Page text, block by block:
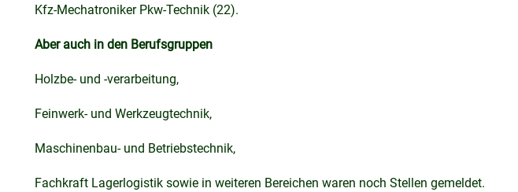
Kfz-Mechatroniker Pkw-Technik (22).
Aber auch in den Berufsgruppen
Holzbe- und -verarbeitung,
Feinwerk- und Werkzeugtechnik,
Maschinenbau- und Betriebstechnik,
Fachkraft Lagerlogistik sowie in weiteren Bereichen waren noch Stellen gemeldet.